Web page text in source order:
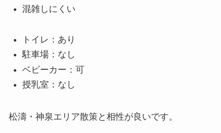
混雑しにくい
トイレ：あり
駐車場：なし
ベビーカー：可
授乳室：なし
松濤・神泉エリア散策と相性が良いです。